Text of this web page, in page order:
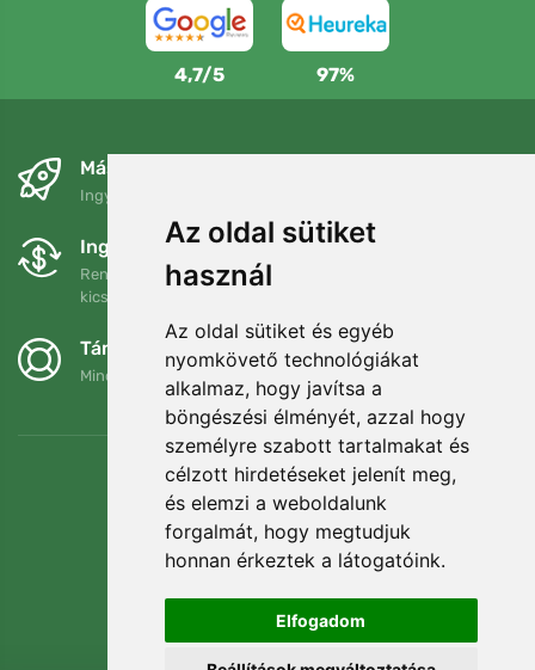
Az oldal sütiket
használ
Az oldal sütiket és egyéb
nyomkövető technológiákat
alkalmaz, hogy javítsa a
böngészési élményét, azzal hogy
személyre szabott tartalmakat és
célzott hirdetéseket jelenít meg,
és elemzi a weboldalunk
forgalmát, hogy megtudjuk
honnan érkeztek a látogatóink.
Elfogadom
4,7/5 97%
Másnapra és ingyenesen
Ingyenes szállítás a következő összeg felett: 80 EUR
Ingyenes csere és visszaküldés
Rendelését 90 napon belül bármikor visszaküldheti vagy
kicserélheti.
Támogatjuk a Trees.org-ot
Minden megrendelésért ültetünk egy fát! Bővebben